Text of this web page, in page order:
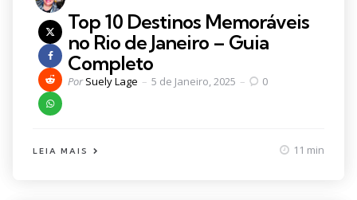
Top 10 Destinos Memoráveis
no Rio de Janeiro – Guia
Completo
Posted
Por Suely Lage 5 de Janeiro, 2025 0
LEIA MAIS 11 min